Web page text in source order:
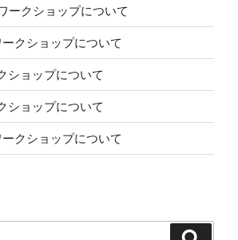
ークショップについて
クショップについて
ショップについて
ショップについて
クショップについて